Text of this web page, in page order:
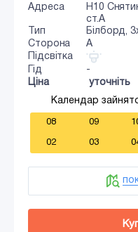
Адреса
Н10
ст.А
Тип
Білборд,
Сторона
A
Підсвітка
Гід
-
Ціна
уточніть
Календар
08 09
02 03